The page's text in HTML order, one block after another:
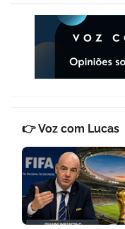
👉 Voz com Lucas